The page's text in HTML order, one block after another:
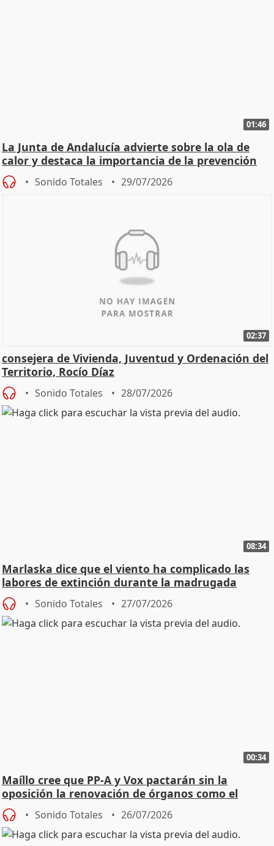
01:46
La Junta de Andalucía advierte sobre la ola de
calor y destaca la importancia de la prevención
Sonido Totales 29/07/2026
02:37
consejera de Vivienda, Juventud y Ordenación del
Territorio, Rocío Díaz
Sonido Totales 28/07/2026
08:34
Marlaska dice que el viento ha complicado las
labores de extinción durante la madrugada
Sonido Totales 27/07/2026
00:34
Maíllo cree que PP-A y Vox pactarán sin la
oposición la renovación de órganos como el
Defensor
Sonido Totales 26/07/2026